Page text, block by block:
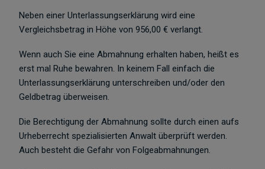
Neben einer Unterlassungserklärung wird eine
Vergleichsbetrag in Höhe von 956,00 € verlangt.
Wenn auch Sie eine Abmahnung erhalten haben, heißt es
erst mal Ruhe bewahren. In keinem Fall einfach die
Unterlassungserklärung unterschreiben und/oder den
Geldbetrag überweisen.
Die Berechtigung der Abmahnung sollte durch einen aufs
Urheberrecht spezialisierten Anwalt überprüft werden.
Auch besteht die Gefahr von Folgeabmahnungen.